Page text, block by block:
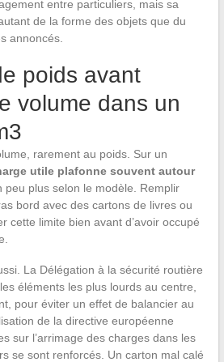
entre particuliers, mais sa
de la forme des objets que du
annoncés.
poids avant
volume dans un
rarement au poids. Sur un
utile plafonne souvent autour
peu plus selon le modèle. Remplir
bord avec des cartons de livres ou
cette limite bien avant d’avoir occupé
La Délégation à la sécurité routière
éléments les plus lourds au centre,
pour éviter un effet de balancier au
de la directive européenne
sur l’arrimage des charges dans les
se sont renforcés. Un carton mal calé